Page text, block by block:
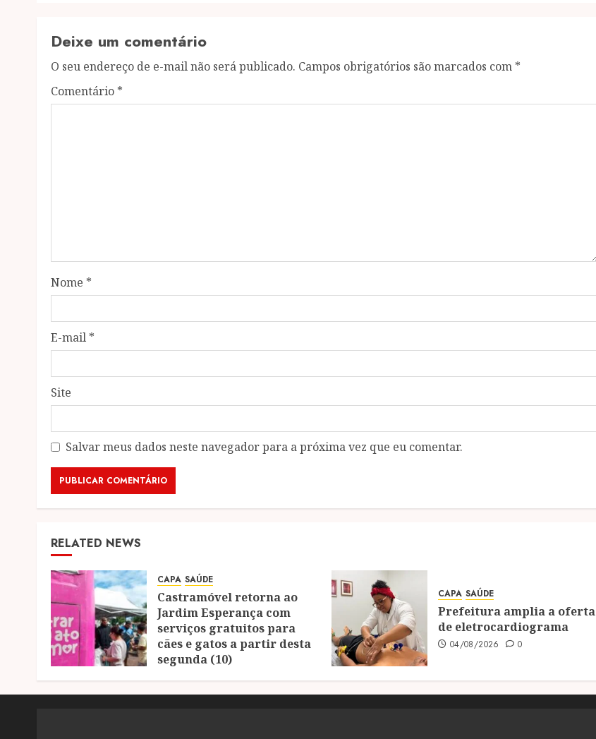
Deixe um comentário
O seu endereço de e-mail não será publicado. Campos obrigatórios são marcados com *
Comentário *
Nome *
E-mail *
Site
Salvar meus dados neste navegador para a próxima vez que eu comentar.
RELATED NEWS
CAPA SAÚDE
Castramóvel retorna ao
Jardim Esperança com
serviços gratuitos para
cães e gatos a partir desta
segunda (10)
CAPA SAÚDE
Prefeitura amplia a oferta
de eletrocardiograma
04/08/2026 0